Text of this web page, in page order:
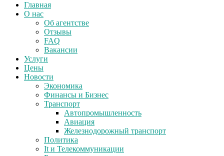
Главная
О нас
Об агентстве
Отзывы
FAQ
Вакансии
Услуги
Цены
Новости
Экономика
Финансы и Бизнес
Транспорт
Автопромышленность
Авиация
Железнодорожный транспорт
Политика
It и Телекоммуникации